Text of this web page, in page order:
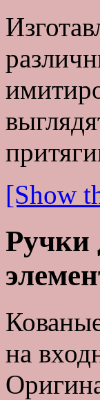
[Show
Ручки
на